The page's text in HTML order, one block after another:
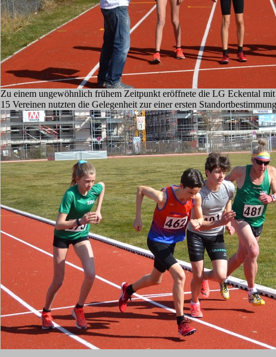
Zu einem ungewöhnlich frühem Zeitpunkt eröffnete die LG Eckental
15 Vereinen nutzten die Gelegenheit zur einer ersten